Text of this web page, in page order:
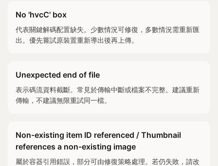
No 'hvcC' box
代表關鍵解碼配置缺失。少數情況可修復，多數情況需重新匯
出。優先嘗試原裝置重新導出後再上傳。
Unexpected end of file
表示碼流資料截斷。常見於傳輸中斷或檔案不完整。建議重新
傳輸，不建議無限重試同一檔。
Non-existing item ID referenced / Thumbnail
references a non-existing image
屬於容器引用錯誤，部分可由修復策略處理。若仍失敗，請改